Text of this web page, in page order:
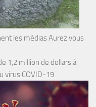
les médias Aurez vous
1,2 million de dollars à
virus COVID-19